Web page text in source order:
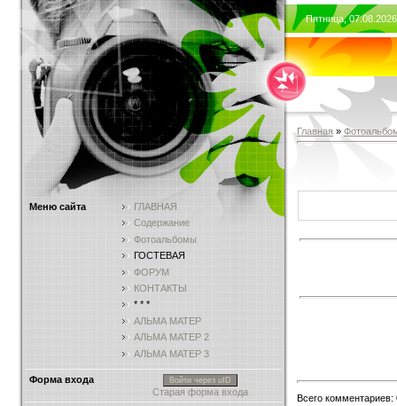
Меню сайта
ГЛАВНАЯ
Содержание
Фотоальбомы
ГОСТЕВАЯ
ФОРУМ
КОНТАКТЫ
* * *
АЛЬМА МАТЕР
АЛЬМА МАТЕР 2
АЛЬМА МАТЕР 3
Форма входа Войти через uID
Старая форма входа
Пятница,
Главная »
Всего комментариев: